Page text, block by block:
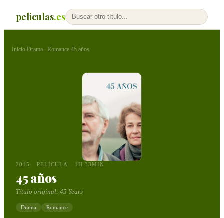
peliculas.es
Inicio›Drama · Romance›45 años
2015 PELÍCULA 1H 33MIN
45 años
Título original: 45 Years
Drama Romance